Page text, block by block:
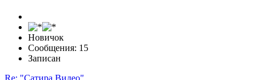
Новичок
Сообщения: 15
Записан